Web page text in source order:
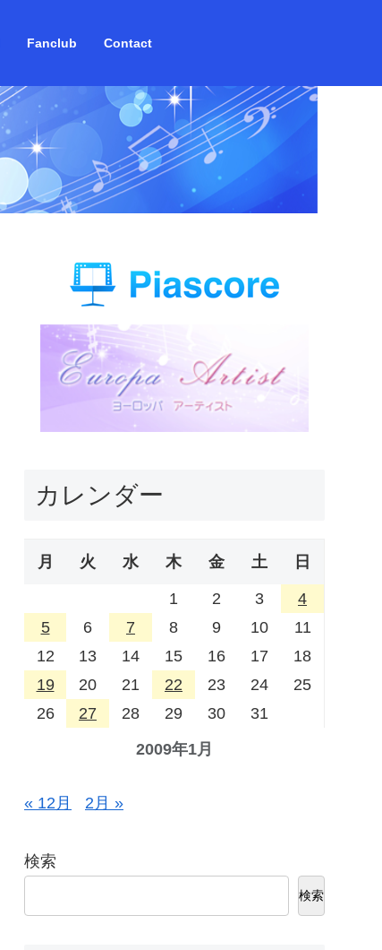
Fanclub Contact
カレンダー
2009年1月
月 火 水 木 金 土 日
1 2 3
4
5
6 7 8 9 10
11
12
13 14 15 16 17
18
19
20 21 22 23 24
25
26
27 28 29 30 31
« 12月 2月 »
検索
検索